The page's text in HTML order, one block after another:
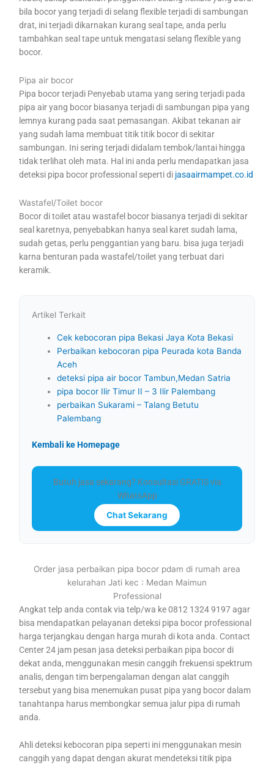
bila bocor yang terjadi di selang flexible terjadi di sambungan
drat, ini terjadi dikarnakan kurang seal tape, anda perlu
tambahkan seal tape untuk mengatasi selang flexible yang
bocor.
Pipa air bocor
Pipa bocor terjadi Penyebab utama yang sering terjadi pada
pipa air yang bocor biasanya terjadi di sambungan pipa yang
lemnya kurang pada saat pemasangan. Akibat tekanan air
yang sudah lama membuat titik titik bocor di sekitar
sambungan. Ini sering terjadi didalam tembok/lantai hingga
tidak terlihat oleh mata. Hal ini anda perlu mendapatkan jasa
deteksi pipa bocor professional seperti di jasaairmampet.co.id
Wastafel/Toilet bocor
Bocor di toilet atau wastafel bocor biasanya terjadi di sekitar
seal karetnya, penyebabkan hanya seal karet sudah lama,
sudah getas, perlu penggantian yang baru. bisa juga terjadi
karna benturan pada wastafel/toilet yang terbuat dari
keramik.
Artikel Terkait
Cek kebocoran pipa Bekasi Jaya Kota Bekasi
Perbaikan kebocoran pipa Peurada kota Banda
Aceh
deteksi pipa air bocor Tambun,Medan Satria
pipa bocor Ilir Timur II – 3 Ilir Palembang
perbaikan Sukarami – Talang Betutu
Palembang
Kembali ke Homepage
Butuh jasa sekarang? Konsultasi GRATIS via
WhatsApp
Chat Sekarang
Order jasa perbaikan pipa bocor pdam di rumah area
kelurahan Jati kec : Medan Maimun
Professional
Angkat telp anda contak via telp/wa ke 0812 1324 9197 agar
bisa mendapatkan pelayanan deteksi pipa bocor professional
harga terjangkau dengan harga murah di kota anda. Contact
Center 24 jam pesan jasa deteksi perbaikan pipa bocor di
dekat anda, menggunakan mesin canggih frekuensi spektrum
analis, dengan tim berpengalaman dengan alat canggih
tersebut yang bisa menemukan pusat pipa yang bocor dalam
tanahtanpa harus membongkar semua jalur pipa di rumah
anda.
Ahli deteksi kebocoran pipa seperti ini menggunakan mesin
canggih yang dapat dengan akurat mendeteksi titik pipa